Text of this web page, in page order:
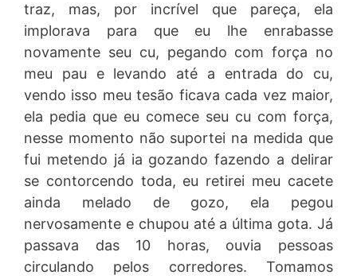
traz, mas, por incrível que pareça, ela
implorava para que eu lhe enrabasse
novamente seu cu, pegando com força no
meu pau e levando até a entrada do cu,
vendo isso meu tesão ficava cada vez maior,
ela pedia que eu comece seu cu com força,
nesse momento não suportei na medida que
fui metendo já ia gozando fazendo a delirar
se contorcendo toda, eu retirei meu cacete
ainda melado de gozo, ela pegou
nervosamente e chupou até a última gota. Já
passava das 10 horas, ouvia pessoas
circulando pelos corredores. Tomamos